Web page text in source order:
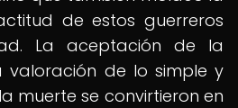
de estos guerreros
La aceptación de la
valoración de lo simple y
muerte se convirtieron en